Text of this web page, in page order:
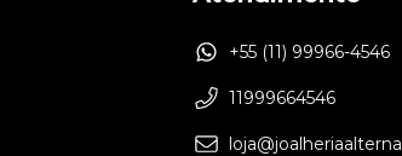
+55 (11) 99966-4546
11999664546